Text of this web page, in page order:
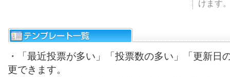
けます
・「最近投票が多い」「投票数の多い」「更新日
更できます。